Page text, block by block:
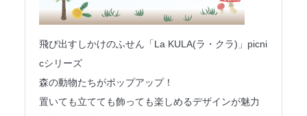
飛び出すしかけのふせん「La KULA(ラ・クラ)」picni
cシリーズ
森の動物たちがポップアップ！
置いても立てても飾っても楽しめるデザインが魅力